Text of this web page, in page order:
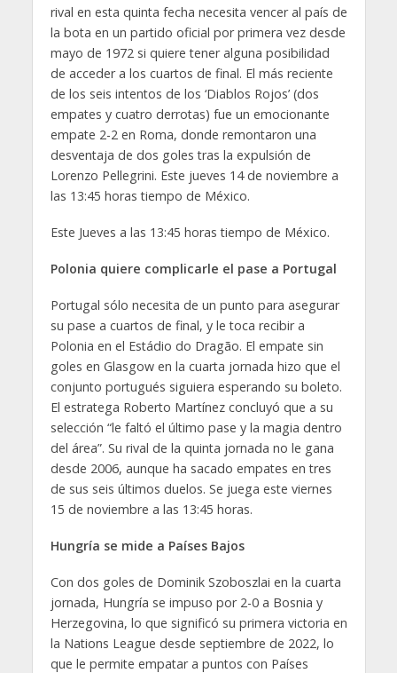
rival en esta quinta fecha necesita vencer al país de
la bota en un partido oficial por primera vez desde
mayo de 1972 si quiere tener alguna posibilidad
de acceder a los cuartos de final. El más reciente
de los seis intentos de los ‘Diablos Rojos’ (dos
empates y cuatro derrotas) fue un emocionante
empate 2-2 en Roma, donde remontaron una
desventaja de dos goles tras la expulsión de
Lorenzo Pellegrini. Este jueves 14 de noviembre a
las 13:45 horas tiempo de México.
Este Jueves a las 13:45 horas tiempo de México.
Polonia quiere complicarle el pase a Portugal
Portugal sólo necesita de un punto para asegurar
su pase a cuartos de final, y le toca recibir a
Polonia en el Estádio do Dragão. El empate sin
goles en Glasgow en la cuarta jornada hizo que el
conjunto portugués siguiera esperando su boleto.
El estratega Roberto Martínez concluyó que a su
selección “le faltó el último pase y la magia dentro
del área”. Su rival de la quinta jornada no le gana
desde 2006, aunque ha sacado empates en tres
de sus seis últimos duelos. Se juega este viernes
15 de noviembre a las 13:45 horas.
Hungría se mide a Países Bajos
Con dos goles de Dominik Szoboszlai en la cuarta
jornada, Hungría se impuso por 2-0 a Bosnia y
Herzegovina, lo que significó su primera victoria en
la Nations League desde septiembre de 2022, lo
que le permite empatar a puntos con Países